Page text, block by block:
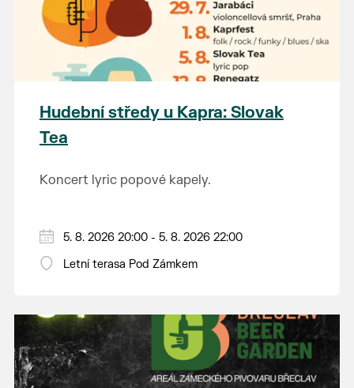
Hudební středy u Kapra: Slovak
Tea
Koncert lyric popové kapely.
5. 8. 2026 20:00 - 5. 8. 2026 22:00
Letní terasa Pod Zámkem